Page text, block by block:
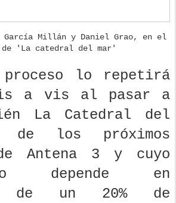
García Millán y Daniel Grao, en el
de 'La catedral del mar'
proceso lo repetirá
a vis al pasar a
La Catedral del
de los próximos
Antena 3 y cuyo
depende en
de un 20% de